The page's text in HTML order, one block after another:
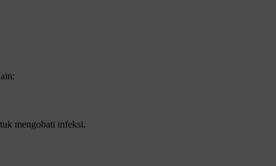
mengobati infeksi.